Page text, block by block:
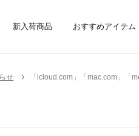
新入荷商品 おすすめアイテム
せ 「icloud.com」「mac.com」「